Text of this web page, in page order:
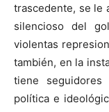
trascedente, se le
silencioso del
violentas
también, en la
tiene seguidores
política e